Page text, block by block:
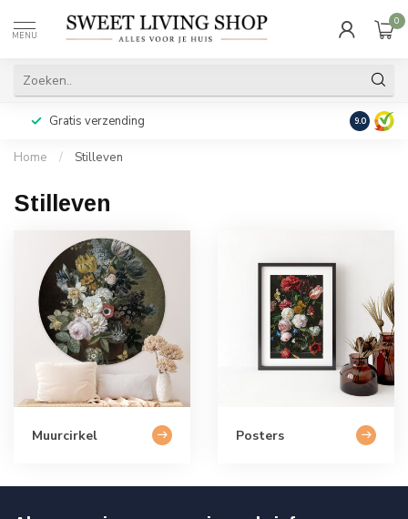
MENU
0
Gratis verzending Achteraf
9.0
Home / Stilleven
Stilleven
Muurcirkel Posters